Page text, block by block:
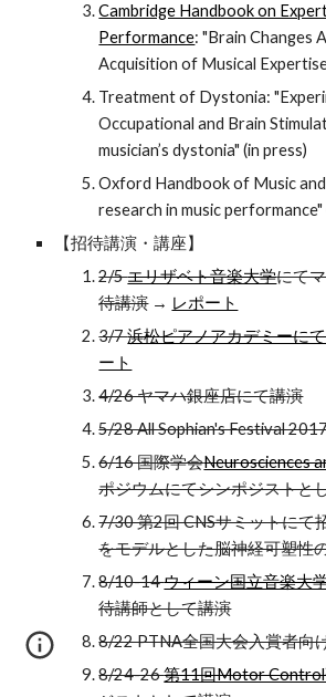
Cambridge Handbook on
Performance: "Brain Changes
Acquisition of Musical
Treatment of Dystonia:
Occupational and Brain
musician’s dystonia" (in press)
Oxford Handbook of Music
research in music performance"
【招待講演・講座】
2/5エリザベト音楽大学にて
待講演→ レポート
3/7浜松ピアノアカデミーに
ート
4/26 ヤマハ銀座店にて講演
5/28 All Sophian's Festival
6/16 国際学会Neurosciences
ポジウムにてシンポジストと
7/30 第2回 CNSサミットにて
をモデルとした脳神経可塑性
8/10-14ウィーン国立音楽大
待講師として講演
8/22 PTNA全国大会入賞者向
8/24-26第11回Motor